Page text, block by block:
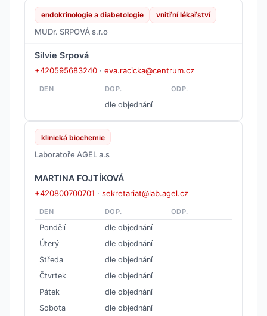
endokrinologie a diabetologie vnitřní lékařství
MUDr. SRPOVÁ s.r.o
Silvie Srpová
+420595683240 · eva.racicka@centrum.cz
DEN DOP. ODP.
dle objednání
klinická biochemie
Laboratoře AGEL a.s
MARTINA FOJTÍKOVÁ
+420800700701 · sekretariat@lab.agel.cz
DEN DOP. ODP.
Pondělí
dle objednání
Úterý
dle objednání
Středa
dle objednání
Čtvrtek
dle objednání
Pátek
dle objednání
Sobota
dle objednání